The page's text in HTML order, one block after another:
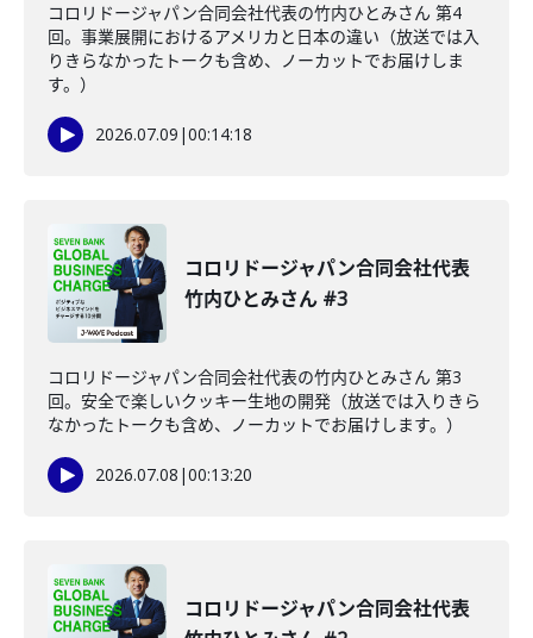
コロリドージャパン合同会社代表の竹内ひとみさん 第4
回。事業展開におけるアメリカと日本の違い（放送では入
りきらなかったトークも含め、ノーカットでお届けしま
す。）
2026.07.09 |00:14:18
コロリドージャパン合同会社代表
竹内ひとみさん #3
コロリドージャパン合同会社代表の竹内ひとみさん 第3
回。安全で楽しいクッキー生地の開発（放送では入りきら
なかったトークも含め、ノーカットでお届けします。）
2026.07.08 |00:13:20
コロリドージャパン合同会社代表